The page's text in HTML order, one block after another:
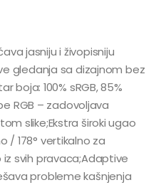
jasniju i živopisniju
gledanja sa dizajnom bez
boja: 100% sRGB, 85%
RGB – zadovoljava
slike;Ekstra široki ugao
/ 178° vertikalno za
svih pravaca;Adaptive
probleme kašnjenja